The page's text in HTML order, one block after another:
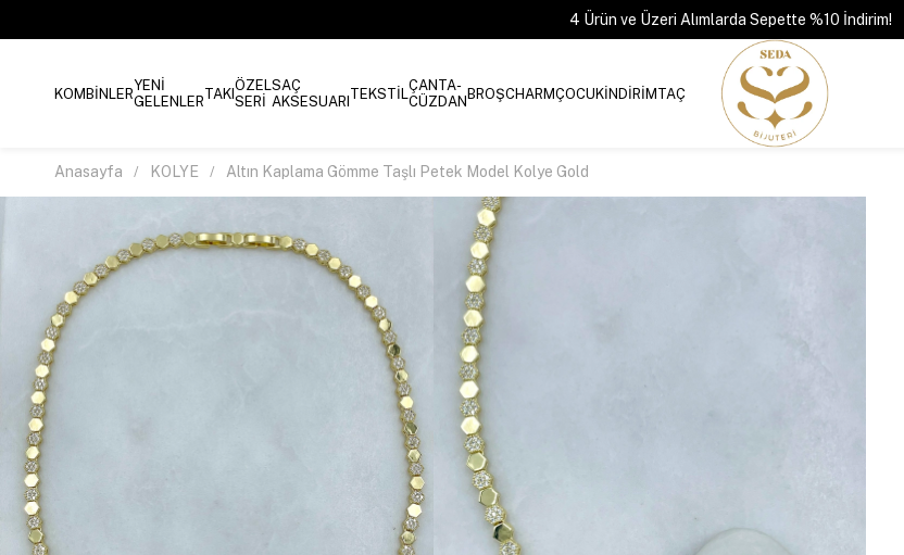
4 Ürün ve Üzeri Alımlarda Sepette %10 İndirim!
KOMBİNLERYENİ
GELENLERTAKIÖZEL
SERİ
SAÇ
AKSESUARI TEKSTİLÇANTA-
CÜZDANBROŞCHARMÇOCUKİNDİRİMTAÇ
Anasayfa KOLYE Altın Kaplama Gömme Taşlı Petek Model Kolye Gold